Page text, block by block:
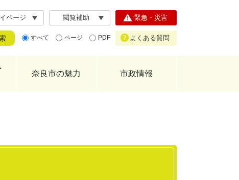
ページ 閲覧補助
すべて ページ PDF
緊急・災害
よくある質問
奈良市の魅力 市政情報